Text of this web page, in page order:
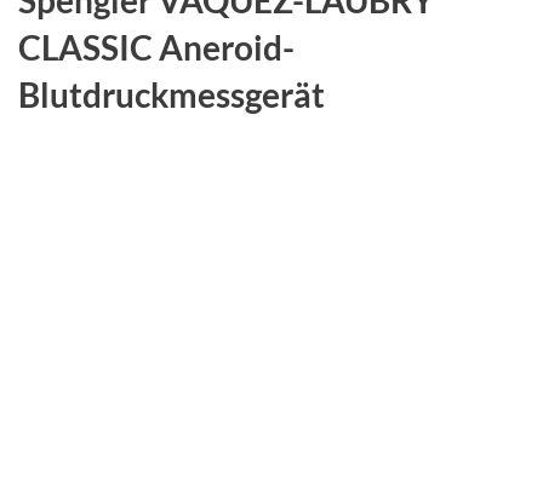
CLASSIC Aneroid-
Blutdruckmessgerät